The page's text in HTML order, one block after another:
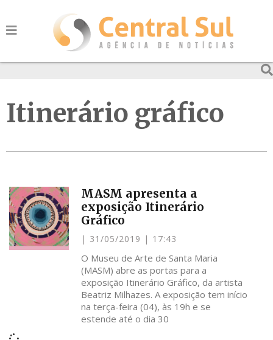
Itinerário gráfico
MASM apresenta a
exposição Itinerário
Gráfico
31/05/2019 17:43
O Museu de Arte de Santa Maria
(MASM) abre as portas para a
exposição Itinerário Gráfico, da artista
Beatriz Milhazes. A exposição tem início
na terça-feira (04), às 19h e se
estende até o dia 30